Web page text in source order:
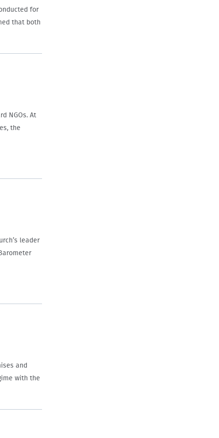
for
that both
NGOs. At
the
leader
and
with the